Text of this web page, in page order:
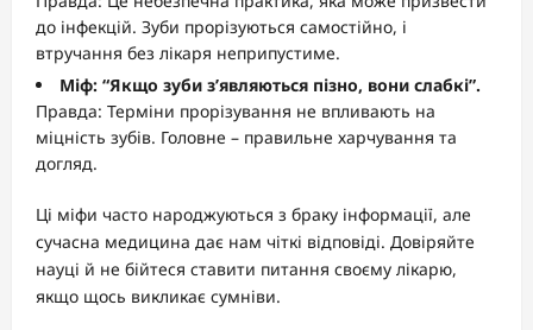
до інфекцій. Зуби прорізуються самостійно, і
втручання без лікаря неприпустиме.
Міф: “Якщо зуби з’являються пізно, вони слабкі”.
Правда: Терміни прорізування не впливають на
міцність зубів. Головне – правильне харчування та
догляд.
Ці міфи часто народжуються з браку інформації, але
сучасна медицина дає нам чіткі відповіді. Довіряйте
науці й не бійтеся ставити питання своєму лікарю,
якщо щось викликає сумніви.